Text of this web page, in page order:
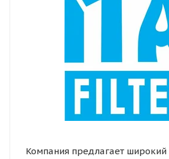
Компания предлагает